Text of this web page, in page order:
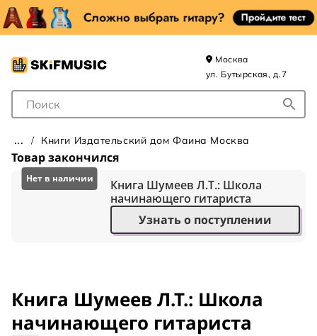
Поле для Поиска
Москва
ул. Бутырская, д.7
Книги Издательский дом Фаина Москва
Товар закончился
Книга Шумеев Л.Т.: Школа
начинающего гитариста
Узнать о поступлении
Книга Шумеев Л.Т.: Школа
начинающего гитариста